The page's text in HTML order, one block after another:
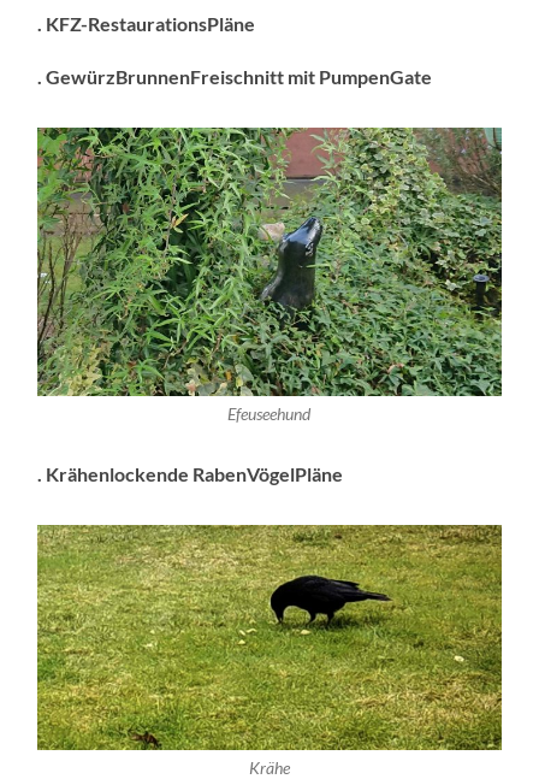
. KFZ-RestaurationsPläne
. GewürzBrunnenFreischnitt mit PumpenGate
Efeuseehund
. Krähenlockende RabenVögelPläne
Krähe